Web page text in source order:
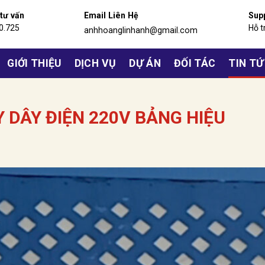
vấn
Email Liên Hệ
anhhoanglinhanh@gmail.com
Hỗ
GIỚI THIỆU DỊCH VỤ DỰ ÁN ĐỐI TÁC TIN
DÂY ĐIỆN 220V BẢNG HIỆU